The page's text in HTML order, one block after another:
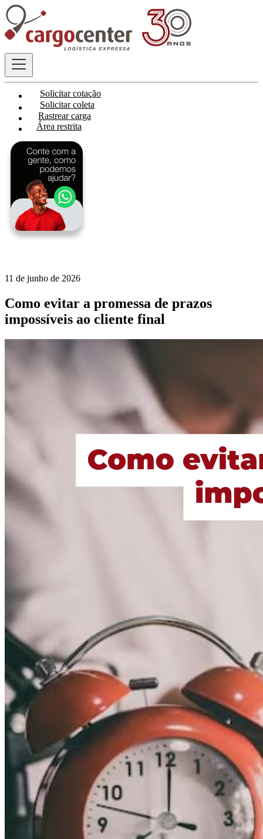
Solicitar cotação
Solicitar coleta
Rastrear carga
Área restrita
11 de junho de 2026
Como evitar a promessa de prazos
impossíveis ao cliente final